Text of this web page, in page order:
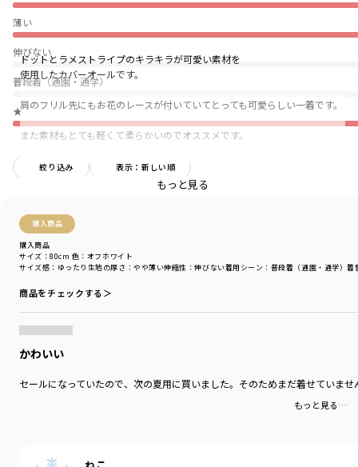
薄い
伸びない
普段着（通園・通学）
★
絞り込み 表示：新しい順
購入商品
購入商品
サイズ感 ：ゆったり 生地の厚さ ：やや薄い伸縮性 ：伸びない着用シーン ：普段着（通園・通学）着
サイズ：80cm 色：オフホワイト
商品をチェックする＞
かわいい
セールになっていたので、次の夏用に買いました。そのためまだ着せていま
もっと見る…
ドットとラメストライプのキラキラが可愛い素材を
使用したカバーオールです。
肩のフリル先にもお花のレースが付いていてとっても可愛らしい一着です。
また素材もとても軽くて柔らかいのでオススメです。
キッズ女児の12-4209-183とリンクコーディネートを楽しめる一着です。
-----
透け感：あり
伸縮性：なし
ブランド ／branshes
カラー
性別タイプ
もっと見る